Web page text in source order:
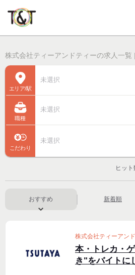
株式会社ティーアンドティーの求人一覧
エリア/駅
未選択
職種
未選択
こだわり
未選択
ヒット
おすすめ 新着順
本・トレカ・
き"をバイトに